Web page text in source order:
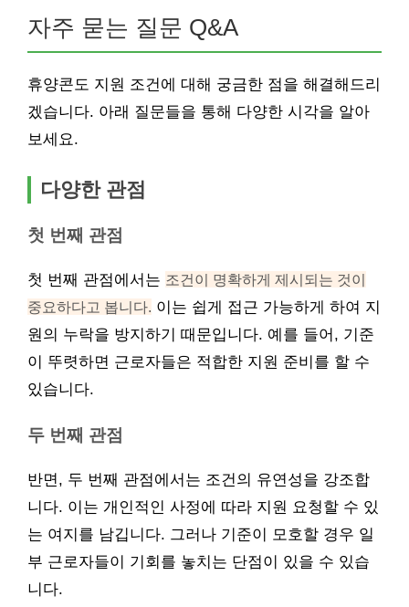
자주 묻는 질문 Q&A
휴양콘도 지원 조건에 대해 궁금한 점을 해결해드리
겠습니다. 아래 질문들을 통해 다양한 시각을 알아
보세요.
다양한 관점
첫 번째 관점
첫 번째 관점에서는 조건이 명확하게 제시되는 것이
중요하다고 봅니다. 이는 쉽게 접근 가능하게 하여 지
원의 누락을 방지하기 때문입니다. 예를 들어, 기준
이 뚜렷하면 근로자들은 적합한 지원 준비를 할 수
있습니다.
두 번째 관점
반면, 두 번째 관점에서는 조건의 유연성을 강조합
니다. 이는 개인적인 사정에 따라 지원 요청할 수 있
는 여지를 남깁니다. 그러나 기준이 모호할 경우 일
부 근로자들이 기회를 놓치는 단점이 있을 수 있습
니다.